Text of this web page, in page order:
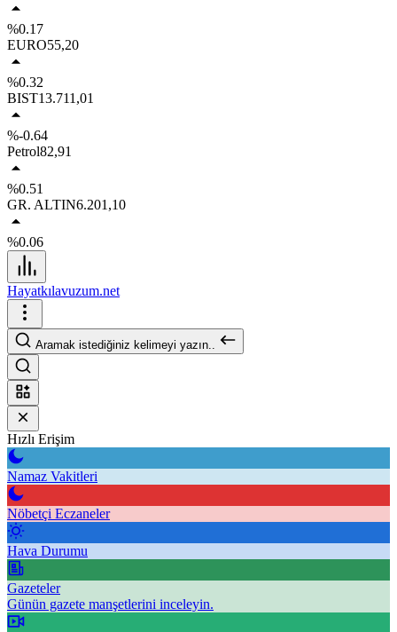
%0.17
EURO55,20
%0.32
BIST13.711,01
%-0.64
Petrol82,91
%0.51
GR. ALTIN6.201,10
%0.06
Hayatkılavuzum.net
Aramak istediğiniz kelimeyi yazın..
Hızlı Erişim
Namaz Vakitleri
Nöbetçi Eczaneler
Hava Durumu
Gazeteler
Günün gazete manşetlerini inceleyin.